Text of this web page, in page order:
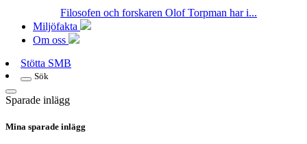
Filosofen och forskaren Olof Torpman har i...
Miljöfakta
Om oss
Stötta SMB
Sök
Sparade inlägg
Mina sparade inlägg